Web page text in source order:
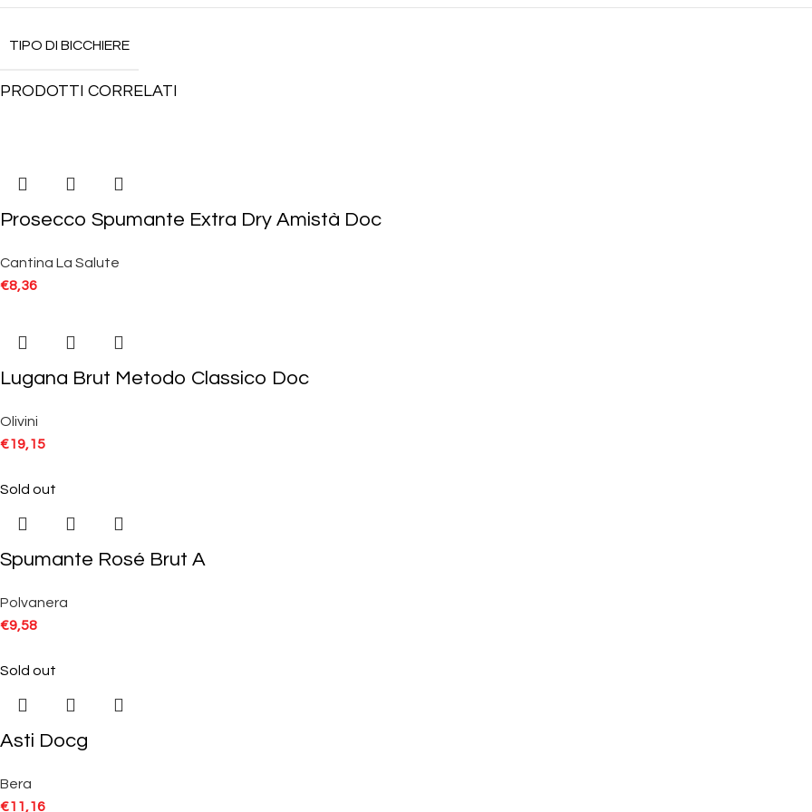
TIPO DI BICCHIERE
PRODOTTI CORRELATI
Prosecco Spumante Extra Dry Amistà Doc
Cantina La Salute
€8,36
Lugana Brut Metodo Classico Doc
Olivini
€19,15
Sold out
Spumante Rosé Brut A
Polvanera
€9,58
Sold out
Asti Docg
Bera
€11,16